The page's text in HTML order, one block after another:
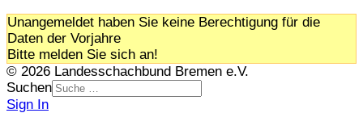
Unangemeldet haben Sie keine Berechtigung für die
Daten der Vorjahre
Bitte melden Sie sich an!
© 2026 Landesschachbund Bremen e.V.
Suchen
Sign In